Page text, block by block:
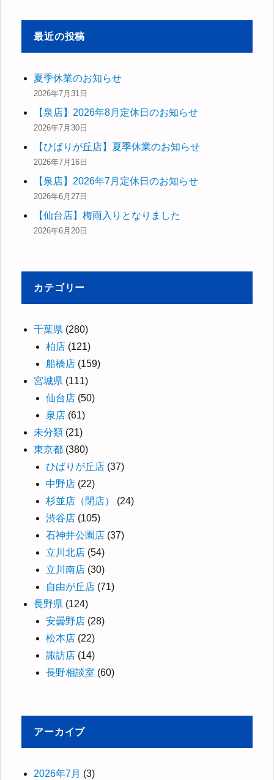
ン
象:
最近の投稿
夏季休業のお知らせ
2026年7月31日
【泉店】2026年8月定休日のお知らせ
2026年7月30日
【ひばりが丘店】夏季休業のお知らせ
2026年7月16日
【泉店】2026年7月定休日のお知らせ
2026年6月27日
【仙台店】梅雨入りとなりました
2026年6月20日
カテゴリー
千葉県 (280)
柏店 (121)
船橋店 (159)
宮城県 (111)
仙台店 (50)
泉店 (61)
未分類 (21)
東京都 (380)
ひばりが丘店 (37)
中野店 (22)
杉並店（閉店）
(24)
渋谷店 (105)
石神井公園店 (37)
立川北店 (54)
立川南店 (30)
自由が丘店 (71)
長野県 (124)
安曇野店 (28)
松本店 (22)
諏訪店 (14)
長野相談室 (60)
アーカイブ
2026年7月 (3)